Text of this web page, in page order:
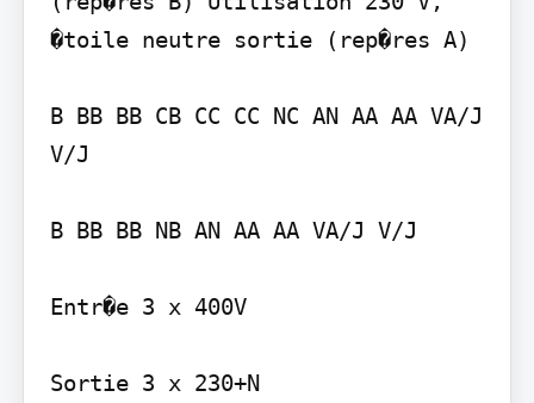
�toile neutre sortie (rep�res A)
B BB BB CB CC CC NC AN AA AA VA/J
V/J
B BB BB NB AN AA AA VA/J V/J
Entr�e 3 x 400V
Sortie 3 x 230+N